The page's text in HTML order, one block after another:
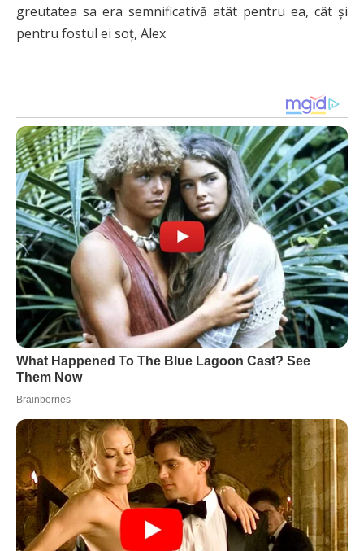
greutatea sa era semnificativă atât pentru ea, cât și
pentru fostul ei soț, Alex